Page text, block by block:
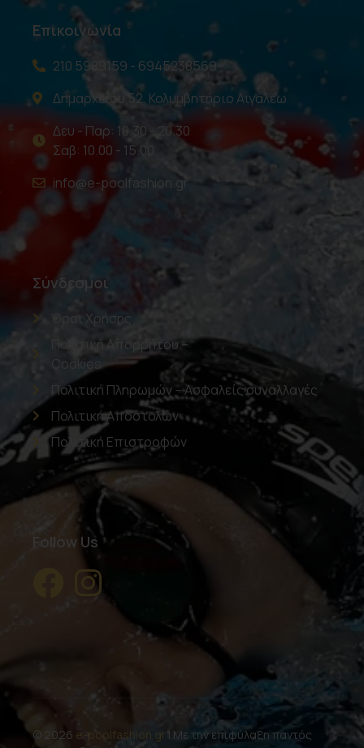
Επικοινωνία
210 5989159 - 6945238569
Δημαρχείου 52, Κολυμβητήριο Αιγάλεω
Δευ - Παρ: 10.30 - 20.30
Σαβ: 10.00 - 15.00
info@e-poolfashion.gr
Σύνδεσμοι
Όροι Χρήσης
Πολιτική Απορρήτου –
Cookies
Πολιτική Πληρωμών – Ασφαλείς συναλλαγές
Πολιτική Αποστολών
Πολιτική Επιστροφών
Follow Us
© 2026 e-poolfashion.gr | Με την επιφύλαξη παντός